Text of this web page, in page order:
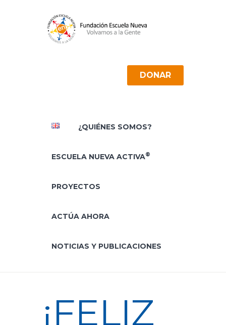
DONAR
¿QUIÉNES SOMOS?
ESCUELA NUEVA ACTIVA®
PROYECTOS
ACTÚA AHORA
NOTICIAS Y PUBLICACIONES
¡FELIZ